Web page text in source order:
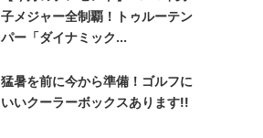
子メジャー全制覇！トゥルーテン
パー「ダイナミック...
猛暑を前に今から準備！ゴルフに
いいクーラーボックスあります!!